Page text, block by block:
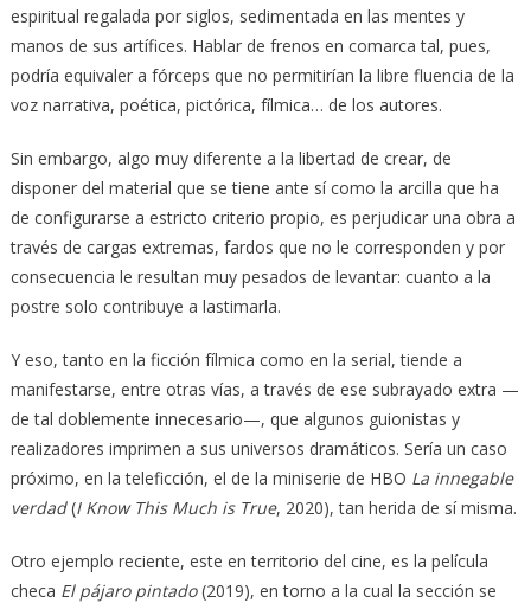
espiritual regalada por siglos, sedimentada en las mentes y
manos de sus artífices. Hablar de frenos en comarca tal, pues,
podría equivaler a fórceps que no permitirían la libre fluencia de la
voz narrativa, poética, pictórica, fílmica… de los autores.
Sin embargo, algo muy diferente a la libertad de crear, de
disponer del material que se tiene ante sí como la arcilla que ha
de configurarse a estricto criterio propio, es perjudicar una obra a
través de cargas extremas, fardos que no le corresponden y por
consecuencia le resultan muy pesados de levantar: cuanto a la
postre solo contribuye a lastimarla.
Y eso, tanto en la ficción fílmica como en la serial, tiende a
manifestarse, entre otras vías, a través de ese subrayado extra —
de tal doblemente innecesario—, que algunos guionistas y
realizadores imprimen a sus universos dramáticos. Sería un caso
próximo, en la teleficción, el de la miniserie de HBO La innegable
verdad(I Know This Much is True, 2020), tan herida de sí misma.
Otro ejemplo reciente, este en territorio del cine, es la película
checa El pájaro pintado(2019), en torno a la cual la sección se